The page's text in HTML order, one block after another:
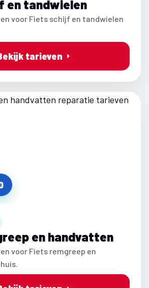
en tandwielen
voor Fiets schijf en tandwielen
tarieven
en handvatten
voor Fiets remgreep en